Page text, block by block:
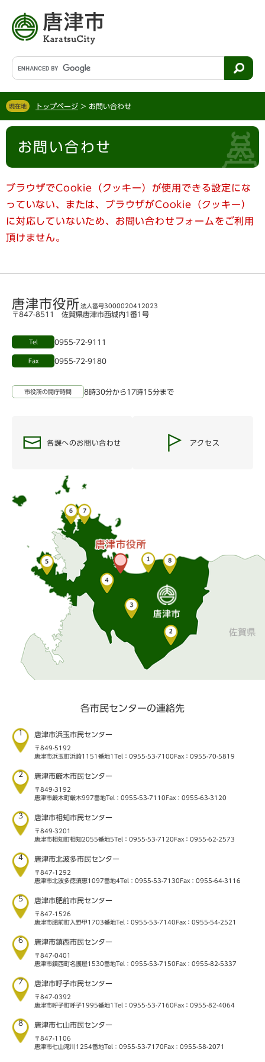
す
。
し
て
文
G
o
g
l
ス
検
現在地 トップページ > お問い合わせ
本
お問い合わせ
ブラウザでCookie（クッキー）が使用できる設定にな
っていない、または、ブラウザがCookie（クッキー）
に対応していないため、お問い合わせフォームをご利用
頂けません。
唐津市役所 法人番号3000020412023
〒847-8511 佐賀県唐津市西城内1番1号
Tel 0955-72-9111
Fax 0955-72-9180
市役所の開庁時間 8時30分から17時15分まで
各課へのお問い合わせ アクセス
各市民センターの連絡先
1 唐津市浜玉市民センター
〒849-5192
唐津市浜玉町浜崎1151番地1 Tel：0955-53-7100 Fax：0955-70-5819
2 唐津市厳木市民センター
〒849-3192
唐津市厳木町厳木997番地Tel：0955-53-7110 Fax：0955-63-3120
3 唐津市相知市民センター
〒849-3201
唐津市相知町相知2055番地5Tel：0955-53-7120 Fax：0955-62-2573
4 唐津市北波多市民センター
〒847-1292
唐津市北波多徳須恵1097番地4Tel：0955-53-7130 Fax：0955-64-3116
5 唐津市肥前市民センター
〒847-1526
唐津市肥前町入野甲1703番地Tel：0955-53-7140 Fax：0955-54-2521
6 唐津市鎮西市民センター
〒847-0401
唐津市鎮西町名護屋1530番地Tel：0955-53-7150 Fax：0955-82-5337
7 唐津市呼子市民センター
〒847-0392
唐津市呼子町呼子1995番地1 Tel：0955-53-7160 Fax：0955-82-4064
8 唐津市七山市民センター
〒847-1106
唐津市七山滝川1254番地Tel：0955-53-7170 Fax：0955-58-2071